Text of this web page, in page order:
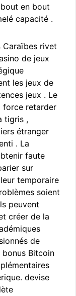
en bout
capacité .
Caraïbes rivet
de jeux
les jeux de
jeux . Le
force retarder
tigris ,
étranger
. La
faute
sur
temporaire
soient
peuvent
créer de la
de
Bitcoin
devise